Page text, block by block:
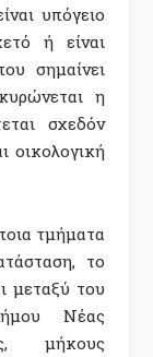
υπόγειο
ή είναι
σημαίνει
η
σχεδόν
οικολογική
τμήματα
το
μεταξύ του
Νέας
μήκους